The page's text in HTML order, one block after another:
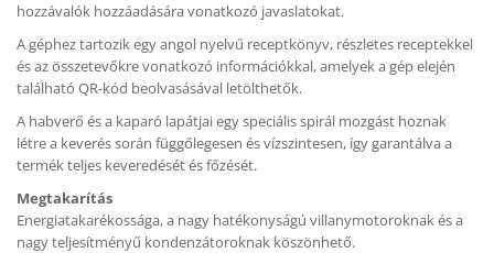
hozzávalók hozzáadására vonatkozó javaslatokat.
A géphez tartozik egy angol nyelvű receptkönyv, részletes receptekkel
és az összetevőkre vonatkozó információkkal, amelyek a gép elején
található QR-kód beolvasásával letölthetők.
A habverő és a kaparó lapátjai egy speciális spirál mozgást hoznak
létre a keverés során függőlegesen és vízszintesen, így garantálva a
termék teljes keveredését és főzését.
Megtakarítás
Energiatakarékossága, a nagy hatékonyságú villanymotoroknak és a
nagy teljesítményű kondenzátoroknak köszönhető.